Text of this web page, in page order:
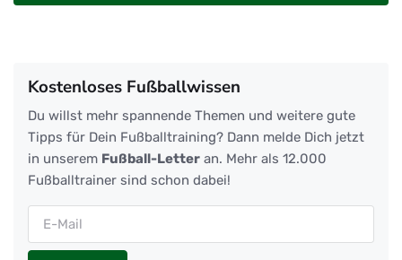
Kostenloses Fußballwissen
Du willst mehr spannende Themen und weitere gute
Tipps für Dein Fußballtraining? Dann melde Dich jetzt
in unserem Fußball-Letter an. Mehr als 12.000
Fußballtrainer sind schon dabei!